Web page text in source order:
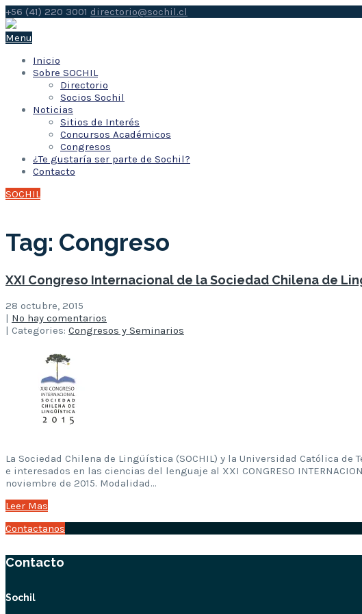
+56 (41) 220 3001 directorio@sochil.cl
Menu
Inicio
Sobre SOCHIL
Directorio
Socios Sochil
Noticias
Sitios de Interés
Concursos Académicos
Congresos
¿Te gustaría ser parte de Sochil?
Contacto
SOCHIL
Tag: Congreso
XXI Congreso Internacional de la Sociedad Chilena de
28 octubre, 2015
| No hay comentarios
| Categories: Congresos y Seminarios
La Sociedad Chilena de Lingüística (SOCHIL) y la Universidad Católica
e interesados en las ciencias del lenguaje al XXI CONGRESO
noviembre de 2015. Modalidad…
Leer Mas
Contactanos
Contacto
Sochil